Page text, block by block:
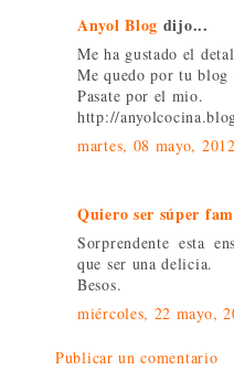
Anyol Blog dijo...
Me ha gustado el
Me quedo por tu blog
Pasate por el mio.
http://
martes, 08 mayo, 2012
Quiero ser súper
Sorprendente esta
que ser una delicia.
Besos.
miércoles, 22 mayo,
Publicar un comentario